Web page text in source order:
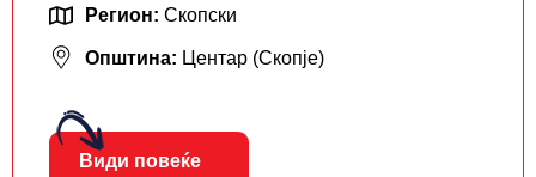
Регион: Скопски
Општина: Центар (Скопје)
Види повеќе